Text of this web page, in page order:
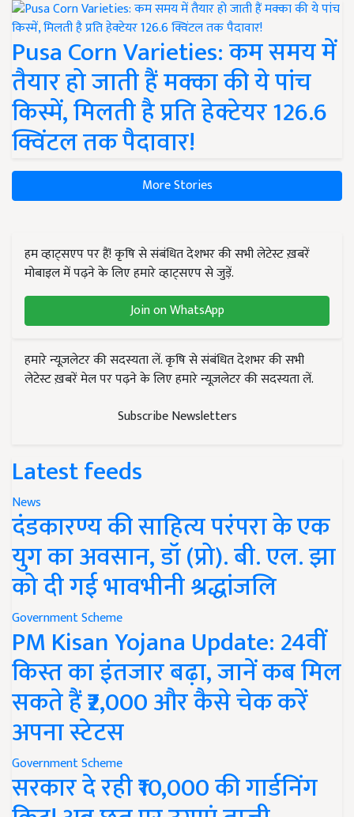
Pusa Corn Varieties: कम समय में
तैयार हो जाती हैं मक्का की ये पांच
किस्में, मिलती है प्रति हेक्टेयर 126.6
क्विंटल तक पैदावार!
More Stories
हम व्हाट्सएप पर हैं! कृषि से संबंधित देशभर की सभी लेटेस्ट ख़बरें
मोबाइल में पढ़ने के लिए हमारे व्हाट्सएप से जुड़ें.
Join on WhatsApp
हमारे न्यूज़लेटर की सदस्यता लें. कृषि से संबंधित देशभर की सभी
लेटेस्ट ख़बरें मेल पर पढ़ने के लिए हमारे न्यूज़लेटर की सदस्यता लें.
Subscribe Newsletters
Latest feeds
News
दंडकारण्य की साहित्य परंपरा के एक
युग का अवसान, डॉ (प्रो). बी. एल. झा
को दी गई भावभीनी श्रद्धांजलि
Government Scheme
PM Kisan Yojana Update: 24वीं
किस्त का इंतजार बढ़ा, जानें कब मिल
सकते हैं ₹2,000 और कैसे चेक करें
अपना स्टेटस
Government Scheme
सरकार दे रही ₹10,000 की गार्डनिंग